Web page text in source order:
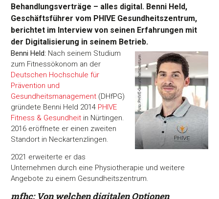
Behandlungsverträge – alles digital. Benni Held,
Geschäftsführer vom PHIVE Gesundheitszentrum,
berichtet im Interview von seinen Erfahrungen mit
der Digitalisierung in seinem Betrieb.
Benni Held: Nach seinem Studium
zum Fitnessökonom an der
Deutschen Hochschule für
Prävention und
Gesundheitsmanagement (DHfPG)
gründete Benni Held 2014 PHIVE
Fitness & Gesundheit in Nürtingen.
2016 eröffnete er einen zweiten
Standort in Neckartenzlingen.
2021 erweiterte er das
Unternehmen durch eine Physiotherapie und weitere
Angebote zu einem Gesundheitszentrum.
mfhc: Von welchen digitalen Optionen